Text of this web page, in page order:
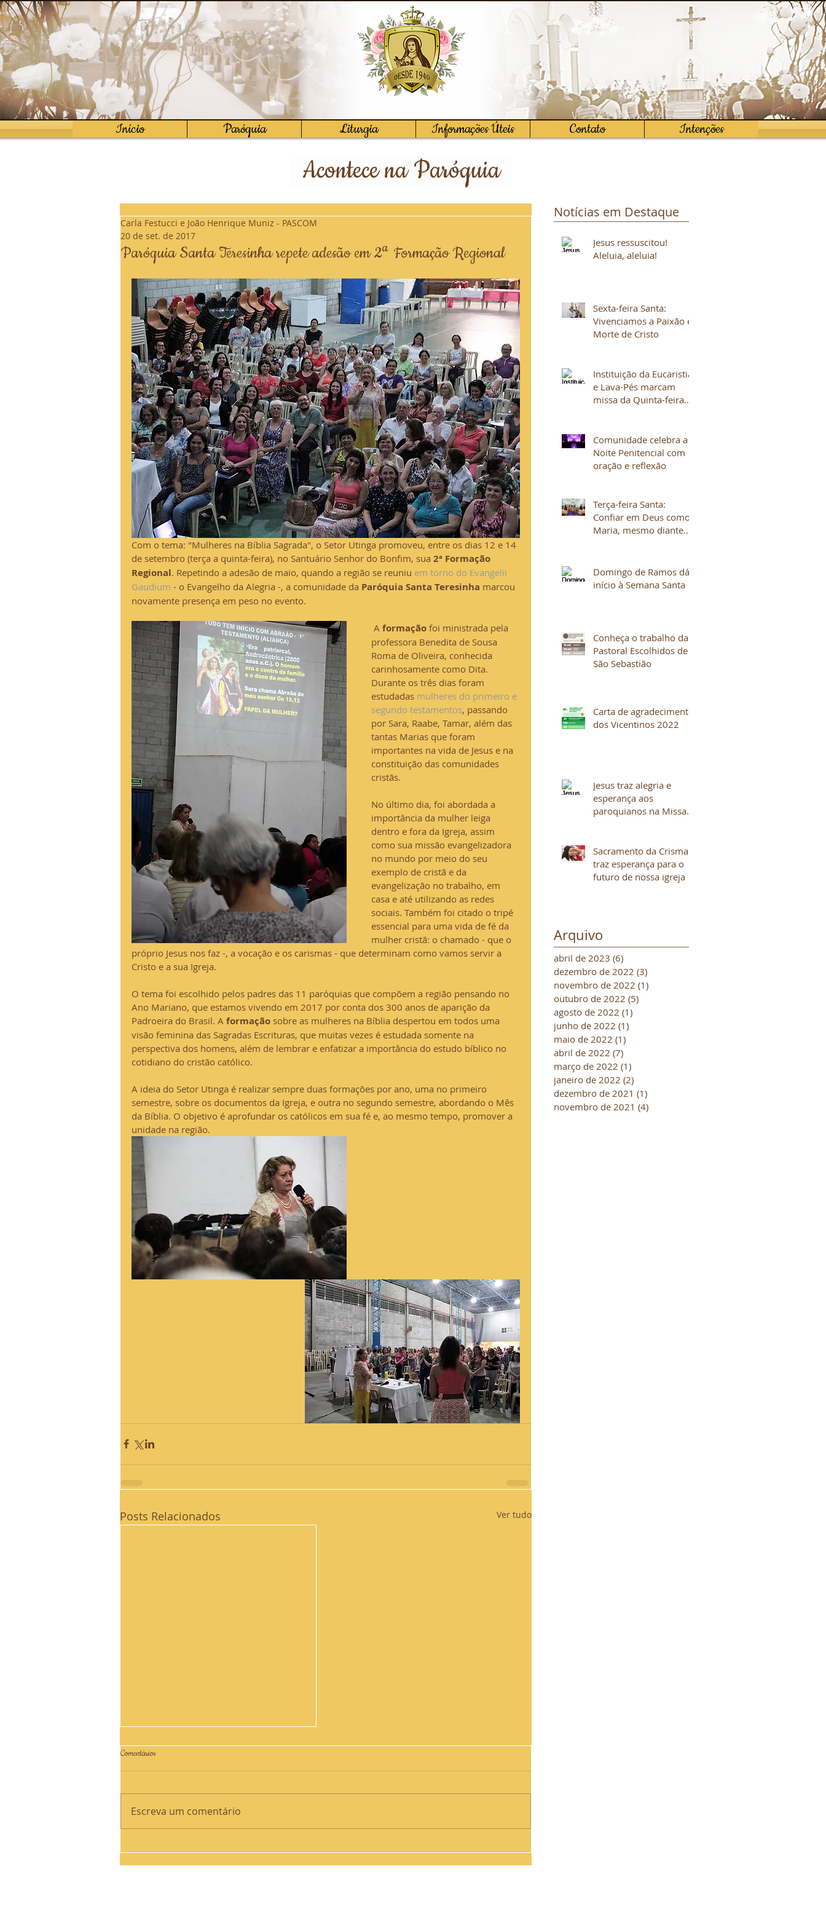
Início Paróquia Liturgia Informações Úteis Contato Intenções
Acontece na Paróquia
Paróquia Santa Teresinha repete adesão em 2ª Formação Regional
Carla Festucci e João Henrique Muniz - PASCOM
20 de set. de 2017
Com o tema: "Mulheres na Bíblia Sagrada", o Setor Utinga promoveu, entre os dias 12 e 14
de setembro (terça a quinta-feira), no Santuário Senhor do Bonfim, sua 2ª Formação
Regional. Repetindo a adesão de maio, quando a região se reuniu em torno do Evangelii
Gaudium - o Evangelho da Alegria -, a comunidade da Paróquia Santa Teresinha marcou
novamente presença em peso no evento.
A formação foi ministrada pela
professora Benedita de Sousa
Roma de Oliveira, conhecida
carinhosamente como Dita.
Durante os três dias foram
estudadas mulheres do primeiro e
segundo testamentos, passando
por Sara, Raabe, Tamar, além das
tantas Marias que foram
importantes na vida de Jesus e na
constituição das comunidades
cristãs.
No último dia, foi abordada a
importância da mulher leiga
dentro e fora da Igreja, assim
como sua missão evangelizadora
no mundo por meio do seu
exemplo de cristã e da
evangelização no trabalho, em
casa e até utilizando as redes
sociais. Também foi citado o tripé
essencial para uma vida de fé da
mulher cristã: o chamado - que o
próprio Jesus nos faz -, a vocação e os carismas - que determinam como vamos servir a
Cristo e a sua Igreja.
O tema foi escolhido pelos padres das 11 paróquias que compõem a região pensando no
Ano Mariano, que estamos vivendo em 2017 por conta dos 300 anos de aparição da
Padroeira do Brasil. A formação sobre as mulheres na Bíblia despertou em todos uma
visão feminina das Sagradas Escrituras, que muitas vezes é estudada somente na
perspectiva dos homens, além de lembrar e enfatizar a importância do estudo bíblico no
cotidiano do cristão católico.
A ideia do Setor Utinga é realizar sempre duas formações por ano, uma no primeiro
semestre, sobre os documentos da Igreja, e outra no segundo semestre, abordando o Mês
da Bíblia. O objetivo é aprofundar os católicos em sua fé e, ao mesmo tempo, promover a
unidade na região.
Posts Relacionados Ver tudo
Comentários
Escreva um comentário
Notícias em Destaque
Jesus ressuscitou!
Aleluia, aleluia!
Sexta-feira Santa:
Vivenciamos a Paixão e
Morte de Cristo
Instituição da Eucaristia
e Lava-Pés marcam
missa da Quinta-feira
Comunidade celebra a
Noite Penitencial com
oração e reflexão
Terça-feira Santa:
Confiar em Deus como
Maria, mesmo diante
Domingo de Ramos dá
início à Semana Santa
Conheça o trabalho da
Pastoral Escolhidos de
São Sebastião
Carta de agradecimento
dos Vicentinos 2022
Jesus traz alegria e
esperança aos
paroquianos na Missa
Sacramento da Crisma
traz esperança para o
futuro de nossa igreja
Arquivo
abril de 2023 (6)
dezembro de 2022 (3)
novembro de 2022 (1)
outubro de 2022 (5)
agosto de 2022 (1)
junho de 2022 (1)
maio de 2022 (1)
abril de 2022 (7)
março de 2022 (1)
janeiro de 2022 (2)
dezembro de 2021 (1)
novembro de 2021 (4)